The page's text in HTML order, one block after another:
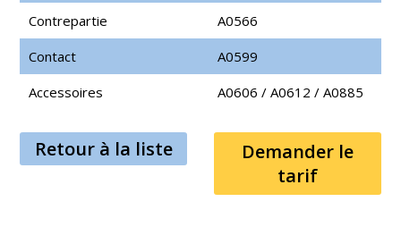
Contrepartie
A0566
Contact
A0599
Accessoires
A0606/A0612/A0885
Retour à la liste
Demander le
tarif